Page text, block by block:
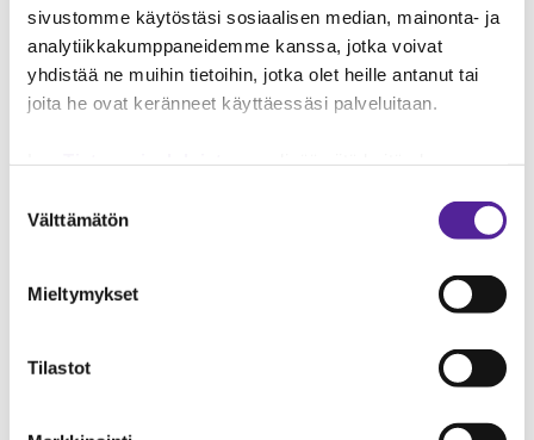
sivustomme käytöstäsi sosiaalisen median, mainonta- ja
analytiikkakumppaneidemme kanssa, jotka voivat
yhdistää ne muihin tietoihin, jotka olet heille antanut tai
joita he ovat keränneet käyttäessäsi palveluitaan.
henkilökohtaisia tietojasi.
Googlen Business Data
-sivuston mukaisesti varmistamme
valinta
Välttämätön
Mieltymykset
Tilastot
– Lähihoitajan työssä tärkeintä on myötätunto ja
halu auttaa, hän sanoo.
työllistyvänsä Suomeen
Oleh puolestaan jatkoi luontevasti
Taitotalossa aloitettiin ryhmä, joka oli suunnattu
maahanmuuttaneille. Siihen Olehkin pääsi.